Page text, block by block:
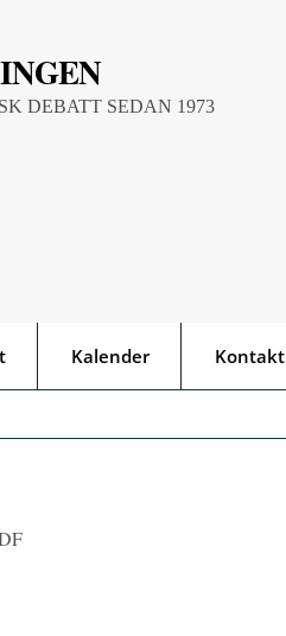
DEBATT SEDAN 1973
Kalender Kontakt